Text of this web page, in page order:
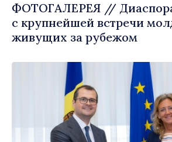
ФОТОГАЛЕРЕЯ //
с крупнейшей встречи
живущих за рубежом